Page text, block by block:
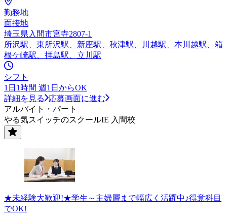
勤務地
面接地
埼玉県入間市宮寺2807-1
所沢駅、東所沢駅、新座駅、秋津駅、川越駅、本川越駅、箱
根ケ崎駅、拝島駅、立川駅
シフト
1日1時間 週1日からOK
詳細を見る
応募画面に進む
アルバイト・パート
やる気スイッチのスクールIE 入間校
★未経験大歓迎!★学生～主婦層まで幅広く活躍中♪得意科目
でOK!